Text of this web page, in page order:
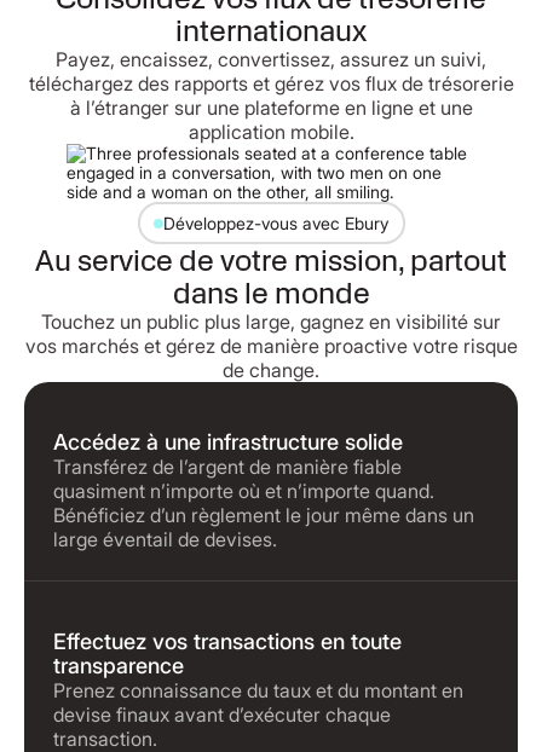
internationaux
Payez, encaissez, convertissez, assurez un suivi,
téléchargez des rapports et gérez vos flux de trésorerie
à l’étranger sur une plateforme en ligne et une
application mobile.
Développez-vous avec Ebury
Au service de votre mission, partout
dans le monde
Touchez un public plus large, gagnez en visibilité sur
vos marchés et gérez de manière proactive votre risque
de change.
Accédez à une infrastructure solide
Transférez de l’argent de manière fiable
quasiment n’importe où et n’importe quand.
Bénéficiez d’un règlement le jour même dans un
large éventail de devises.
Effectuez vos transactions en toute
transparence
Prenez connaissance du taux et du montant en
devise finaux avant d’exécuter chaque
transaction.